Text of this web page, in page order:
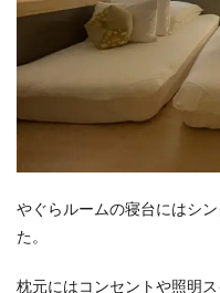
やぐらルームの寝台にはシ
た。
枕元にはコンセントや照明